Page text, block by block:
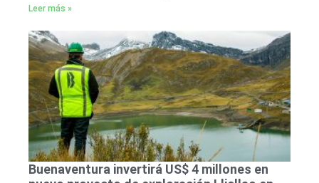
Leer más »
Buenaventura invertirá US$ 4 millones en